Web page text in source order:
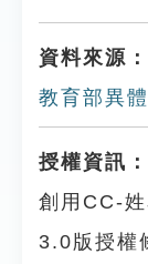
資料來源：
教育部異
授權資訊：
創用CC-
3.0版授權